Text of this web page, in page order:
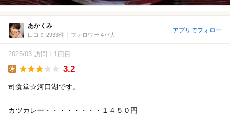
あかくみ
口コミ 2933件 フォロワー 477人
アプリでフォロー
2025/03 訪問 1回目
3.2
司食堂☆河口湖です。
カツカレー・・・・・・・・１４５０円